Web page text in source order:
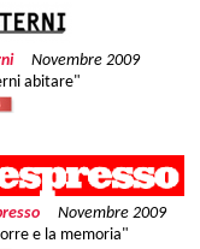
Novembre 2009
abitare"
Novembre 2009
e la memoria"